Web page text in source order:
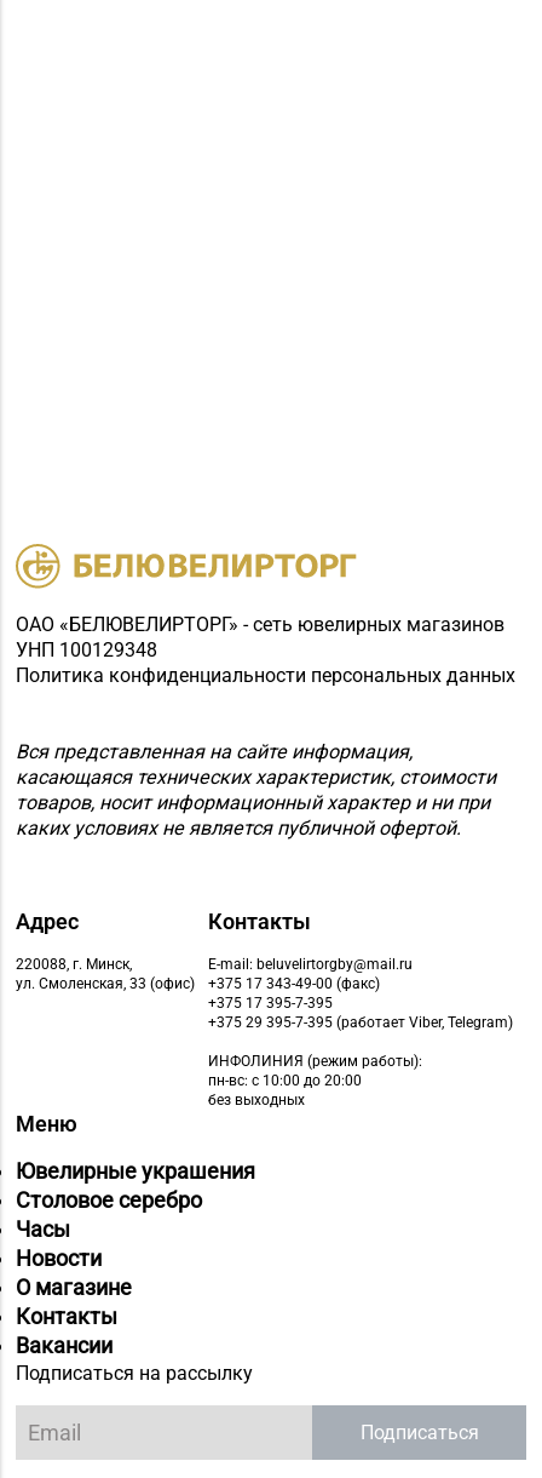
ОАО «БЕЛЮВЕЛИРТОРГ» - сеть ювелирных магазинов
УНП 100129348
Политика конфиденциальности персональных данных
Вся представленная на сайте информация,
касающаяся технических характеристик, стоимости
товаров, носит информационный характер и ни при
каких условиях не является публичной офертой.
Адрес
220088, г. Минск,
ул. Смоленская, 33 (офис)
Контакты
E-mail: beluvelirtorgby@mail.ru
+375 17 343-49-00 (факс)
+375 17 395-7-395
+375 29 395-7-395 (работает Viber, Telegram)
ИНФОЛИНИЯ (режим работы):
пн-вс: с 10:00 до 20:00
без выходных
Меню
Ювелирные украшения
Столовое серебро
Часы
Новости
О магазине
Контакты
Вакансии
Подписаться на рассылку
Подписаться